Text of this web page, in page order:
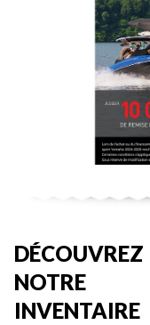
DÉCOUVREZ
NOTRE
INVENTAIRE